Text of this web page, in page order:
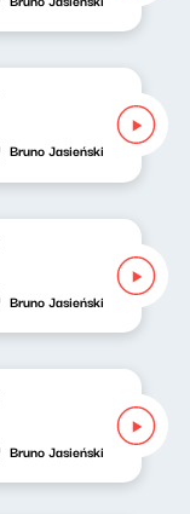
Bruno Jasieński
Bruno Jasieński
Bruno Jasieński